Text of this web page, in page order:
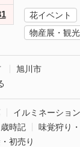
花イベント
物産展・観
旭川市
イルミネーション
時記
味覚狩り
初売り